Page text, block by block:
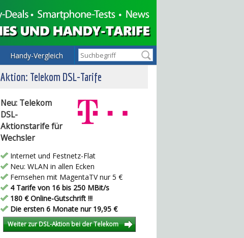
Handy-Vergleich
Aktion: Telekom DSL-Tarife
Neu: Telekom
DSL-
Aktionstarife für
Wechsler
Internet und Festnetz-Flat
Neu: WLAN in allen Ecken
Fernsehen mit MagentaTV nur 5 €
4 Tarife von 16 bis 250 MBit/s
180 € Online-Gutschrift !!!
Die ersten 6 Monate nur 19,95 €
Weiter zur DSL-Aktion bei der Telekom